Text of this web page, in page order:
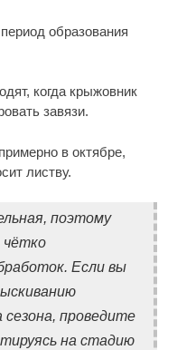
образования
когда крыжовник
завязи.
в октябре,
листву.
поэтому
чётко
Если вы
сезона, проведите
на стадию